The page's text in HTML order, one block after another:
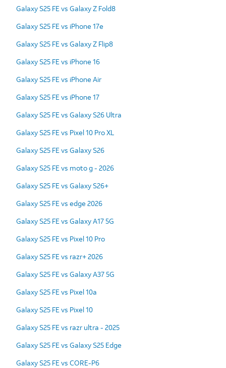
Galaxy S25 FE vs Galaxy Z Fold8
Galaxy S25 FE vs iPhone 17e
Galaxy S25 FE vs Galaxy Z Flip8
Galaxy S25 FE vs iPhone 16
Galaxy S25 FE vs iPhone Air
Galaxy S25 FE vs iPhone 17
Galaxy S25 FE vs Galaxy S26 Ultra
Galaxy S25 FE vs Pixel 10 Pro XL
Galaxy S25 FE vs Galaxy S26
Galaxy S25 FE vs moto g - 2026
Galaxy S25 FE vs Galaxy S26+
Galaxy S25 FE vs edge 2026
Galaxy S25 FE vs Galaxy A17 5G
Galaxy S25 FE vs Pixel 10 Pro
Galaxy S25 FE vs razr+ 2026
Galaxy S25 FE vs Galaxy A37 5G
Galaxy S25 FE vs Pixel 10a
Galaxy S25 FE vs Pixel 10
Galaxy S25 FE vs razr ultra - 2025
Galaxy S25 FE vs Galaxy S25 Edge
Galaxy S25 FE vs CORE-P6